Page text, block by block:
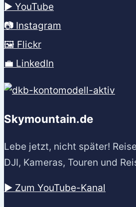
▶️ YouTube
📷 Instagram
🖼️ Flickr
💼 LinkedIn
Skymountain.de
Lebe jetzt, nicht später!
DJI, Kameras, Touren und
▶️ Zum YouTube-Kanal